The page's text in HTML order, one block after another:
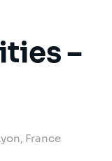
–
France